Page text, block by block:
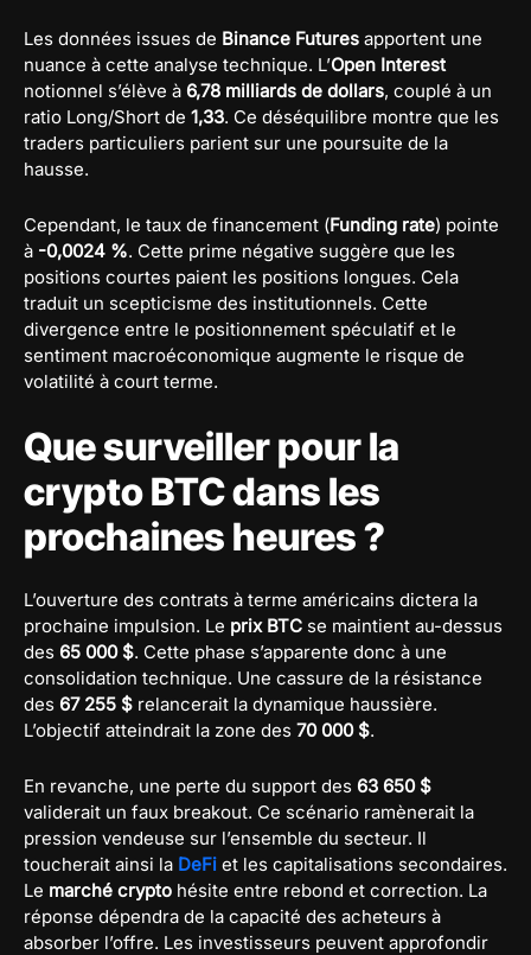
Les données issues de Binance Futures apportent une
nuance à cette analyse technique. L’Open Interest
notionnel s’élève à 6,78 milliards de dollars, couplé à un
ratio Long/Short de 1,33. Ce déséquilibre montre que les
traders particuliers parient sur une poursuite de la
hausse.
Cependant, le taux de financement (Funding rate) pointe
à -0,0024 %. Cette prime négative suggère que les
positions courtes paient les positions longues. Cela
traduit un scepticisme des institutionnels. Cette
divergence entre le positionnement spéculatif et le
sentiment macroéconomique augmente le risque de
volatilité à court terme.
Que surveiller pour la
crypto BTC dans les
prochaines heures ?
L’ouverture des contrats à terme américains dictera la
prochaine impulsion. Le prix BTC se maintient au-dessus
des 65 000 $. Cette phase s’apparente donc à une
consolidation technique. Une cassure de la résistance
des 67 255 $ relancerait la dynamique haussière.
L’objectif atteindrait la zone des 70 000 $.
En revanche, une perte du support des 63 650 $
validerait un faux breakout. Ce scénario ramènerait la
pression vendeuse sur l’ensemble du secteur. Il
toucherait ainsi la DeFi et les capitalisations secondaires.
Le marché crypto hésite entre rebond et correction. La
réponse dépendra de la capacité des acheteurs à
absorber l’offre. Les investisseurs peuvent approfondir